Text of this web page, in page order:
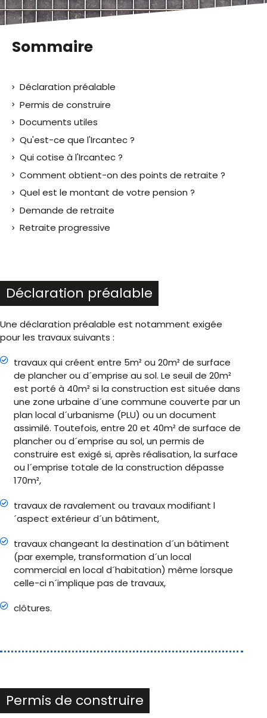
Sommaire
Déclaration préalable
Permis de construire
Documents utiles
Qu'est-ce que l'Ircantec ?
Qui cotise à l'Ircantec ?
Comment obtient-on des points de retraite ?
Quel est le montant de votre pension ?
Demande de retraite
Retraite progressive
Déclaration préalable
Une déclaration préalable est notamment exigée
pour les travaux suivants :
travaux qui créent entre 5m² ou 20m² de surface
de plancher ou d´emprise au sol. Le seuil de 20m²
est porté à 40m² si la construction est située dans
une zone urbaine d´une commune couverte par un
plan local d´urbanisme (PLU) ou un document
assimilé. Toutefois, entre 20 et 40m² de surface de
plancher ou d´emprise au sol, un permis de
construire est exigé si, après réalisation, la surface
ou l´emprise totale de la construction dépasse
170m²,
travaux de ravalement ou travaux modifiant l
´aspect extérieur d´un bâtiment,
travaux changeant la destination d´un bâtiment
(par exemple, transformation d´un local
commercial en local d´habitation) même lorsque
celle-ci n´implique pas de travaux,
clôtures.
Permis de construire